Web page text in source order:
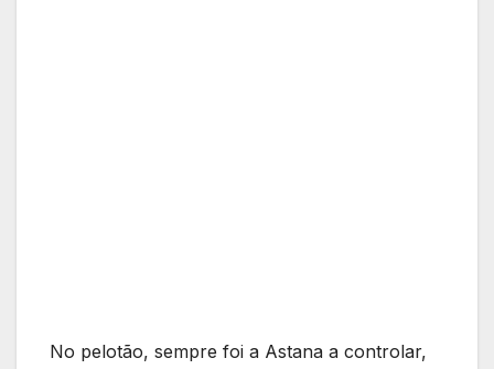
No pelotão, sempre foi a Astana a controlar,